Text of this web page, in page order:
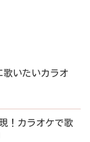
歌いたいカラオ
！カラオケで歌